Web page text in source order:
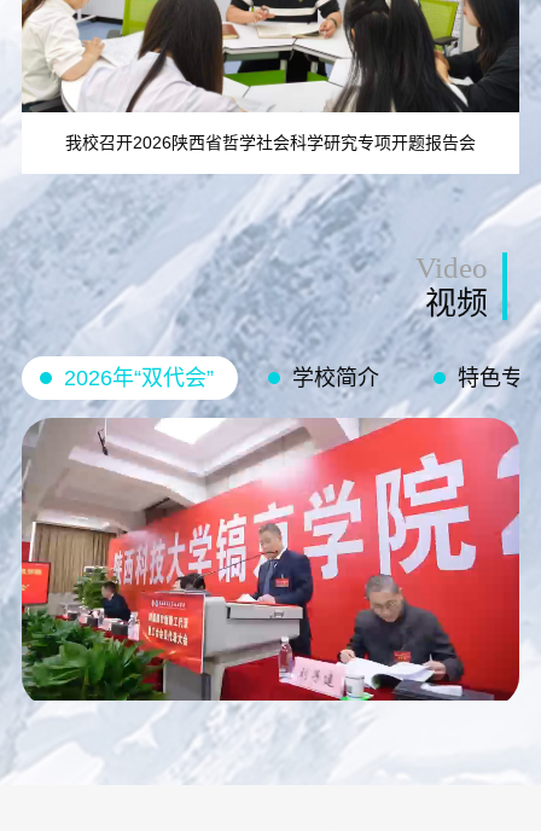
我校召开2026陕西省哲学社会科学研究专项开题报告会
Video
视频
2026年“双代会” 学校简介 特色专